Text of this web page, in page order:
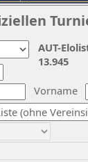
Vorname
AUT-
13.945